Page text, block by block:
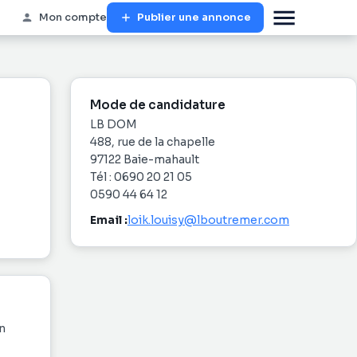
Mon compte Publier une annonce
Mode de candidature
LB DOM
488, rue de la chapelle
97122 Baie-mahault
Tél : 0690 20 21 05
0590 44 64 12
Email :loik.louisy@lboutremer.com